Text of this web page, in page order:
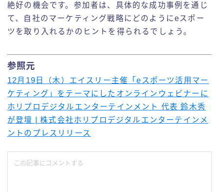
絶好の機会です。参加者は、具体的な成功事例を通じ
て、自社のマーケティング戦略にどのようにeスポー
ツを取り入れるかのヒントを得られるでしょう。
参照元
12月19日（木）エイスリー主催「eスポーツ活用マー
ケティング」をテーマにしたオンラインウェビナーに
ホリプロデジタルエンターテインメント 代表 鈴木秀
が登壇 | 株式会社ホリプロデジタルエンターテインメ
ントのプレスリリース